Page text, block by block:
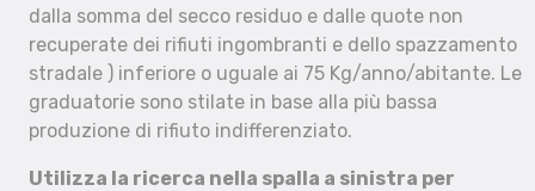
dalla somma del secco residuo e dalle quote non
recuperate dei rifiuti ingombranti e dello spazzamento
stradale ) inferiore o uguale ai 75 Kg/anno/abitante. Le
graduatorie sono stilate in base alla più bassa
produzione di rifiuto indifferenziato.
Utilizza la ricerca nella spalla a sinistra per